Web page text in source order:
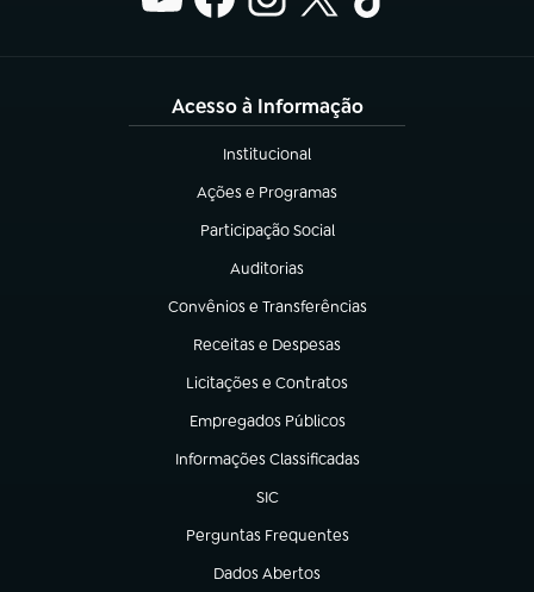
Acesso à Informação
Institucional
(abre em nova aba)
Ações e Programas
(abre em nova aba)
Participação Social
(abre em nova aba)
Auditorias
(abre em nova aba)
Convênios e Transferências
(abre em nova aba)
Receitas e Despesas
(abre em nova aba)
Licitações e Contratos
(abre em nova aba)
Empregados Públicos
(abre em nova aba)
Informações Classificadas
(abre em nova aba)
SIC
(abre em nova aba)
Perguntas Frequentes
(abre em nova aba)
Dados Abertos
(abre em nova aba)